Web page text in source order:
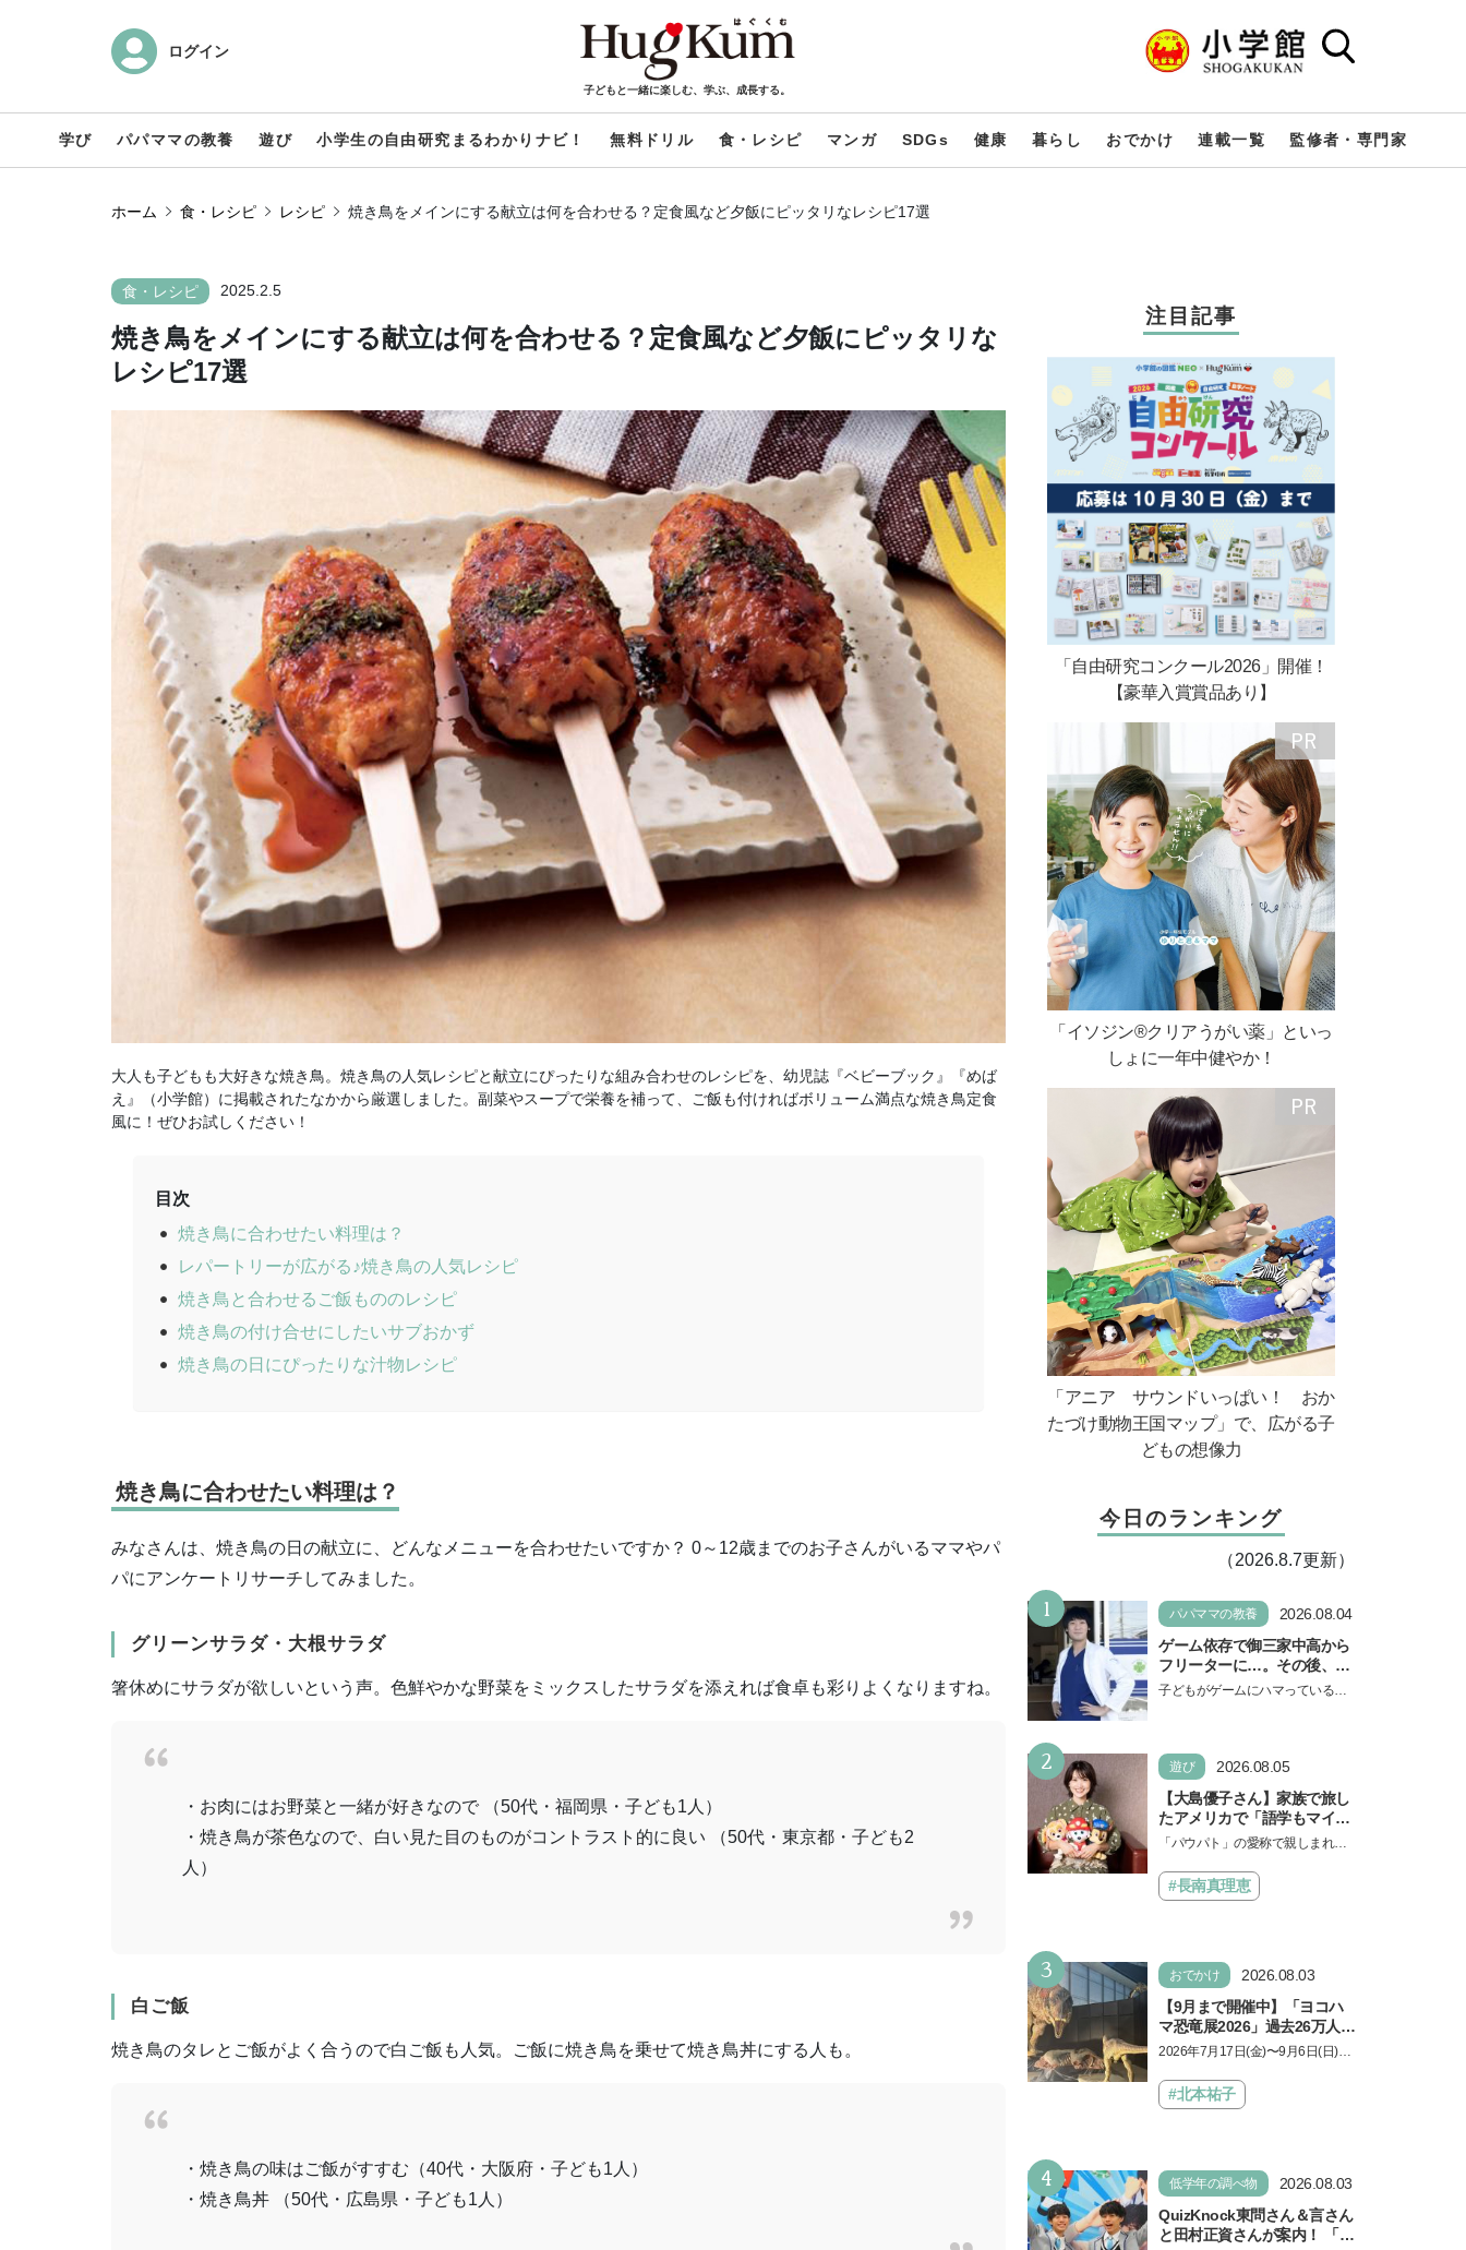
ログイン
子どもと一緒に楽しむ、学ぶ、成長する。
学び パパママの教養 遊び 小学生の自由研究まるわかりナビ！ 無料ドリル 食・レシピ マンガ SDGs 健康 暮らし おでかけ 連載一覧 監修者・専門家
ホーム 食・レシピ レシピ 焼き鳥をメインにする献立は何を合わせる？定食風など夕飯にピッタリなレシピ17選
食・レシピ 2025.2.5
焼き鳥をメインにする献立は何を合わせる？定食風など夕飯にピッタリな
レシピ17選
大人も子どもも大好きな焼き鳥。焼き鳥の人気レシピと献立にぴったりな組み合わせのレシピを、幼児誌『ベビーブック』『めば
え』（小学館）に掲載されたなかから厳選しました。副菜やスープで栄養を補って、ご飯も付ければボリューム満点な焼き鳥定食
風に！ぜひお試しください！
目次
焼き鳥に合わせたい料理は？
レパートリーが広がる♪焼き鳥の人気レシピ
焼き鳥と合わせるご飯もののレシピ
焼き鳥の付け合せにしたいサブおかず
焼き鳥の日にぴったりな汁物レシピ
焼き鳥に合わせたい料理は？
みなさんは、焼き鳥の日の献立に、どんなメニューを合わせたいですか？ 0～12歳までのお子さんがいるママやパ
パにアンケートリサーチしてみました。
グリーンサラダ・大根サラダ
箸休めにサラダが欲しいという声。色鮮やかな野菜をミックスしたサラダを添えれば食卓も彩りよくなりますね。
・お肉にはお野菜と一緒が好きなので （50代・福岡県・子ども1人）
・焼き鳥が茶色なので、白い見た目のものがコントラスト的に良い （50代・東京都・子ども2
人）
白ご飯
焼き鳥のタレとご飯がよく合うので白ご飯も人気。ご飯に焼き鳥を乗せて焼き鳥丼にする人も。
・焼き鳥の味はご飯がすすむ（40代・大阪府・子ども1人）
・焼き鳥丼 （50代・広島県・子ども1人）
注目記事
「自由研究コンクール2026」開催！
【豪華入賞賞品あり】
「イソジン®クリアうがい薬」といっ
しょに一年中健やか！
「アニア サウンドいっぱい！ おか
たづけ動物王国マップ」で、広がる子
どもの想像力
今日のランキング
（2026.8.7更新）
1 パパママの教養
2026.08.04
ゲーム依存で御三家中高から
フリーターに…。その後、医
学部へ逆転合格した現役医師
子どもがゲームにハマっている
2 遊び
2026.08.05
【大島優子さん】家族で旅し
たアメリカで「語学もマイン
ドも！ 子どもの成長はすごか
『パウ・パトロール ザ・ダイ
ノ・ムービー』ではあきらめ
「パウパト」の愛称で親しまれる
の劇場版シリーズ第3弾、映画『パ
ウ・パトロール ザ…
#長南真理恵
3 おでかけ
2026.08.03
【9月まで開催中】「ヨコハ
マ恐竜展2026」過去26万人を
動員した恐竜展が9年ぶりに
しむポイントを完全ガイド
2026年7月17日(金)〜9月6日(日)、
「ヨコハマ恐竜展2026〜恐竜の食
卓大図鑑〜」が開催…
#北本祐子
4 低学年の調べ物
2026.08.03
QuizKnock東問さん＆言さん
と田村正資さんが案内！ 「よ